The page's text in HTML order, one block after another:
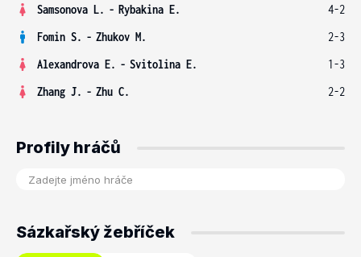
Samsonova L. - Rybakina E.
4-2
Fomin S. - Zhukov M.
2-3
Alexandrova E. - Svitolina E.
1-3
Zhang J. - Zhu C. 2-2
Profily hráčů
Sázkařský žebříček